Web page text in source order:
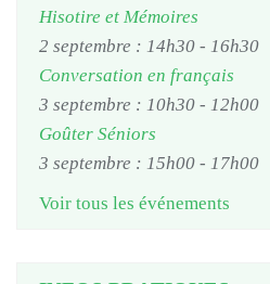
Hisotire et Mémoires
2 septembre : 14h30 - 16h30
Conversation en français
3 septembre : 10h30 - 12h00
Goûter Séniors
3 septembre : 15h00 - 17h00
Voir tous les événements